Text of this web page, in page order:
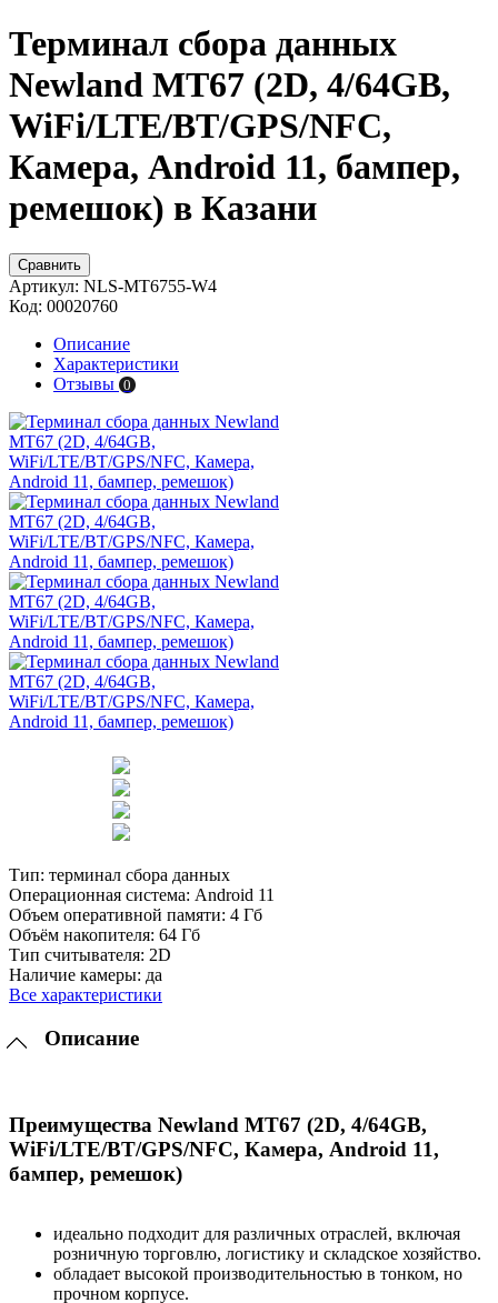
Терминал сбора данных
Newland MT67 (2D, 4/64GB,
WiFi/LTE/BT/GPS/NFC,
Камера, Android 11, бампер,
ремешок) в Казани
Сравнить
Артикул: NLS-MT6755-W4
Код: 00020760
Описание
Характеристики
Отзывы 0
Тип: терминал сбора данных
Операционная система: Android 11
Объем оперативной памяти: 4 Гб
Объём накопителя: 64 Гб
Тип считывателя: 2D
Наличие камеры: да
Все характеристики
Описание
Преимущества Newland MT67 (2D, 4/64GB,
WiFi/LTE/BT/GPS/NFC, Камера, Android 11,
бампер, ремешок)
идеально подходит для различных отраслей, включая
розничную торговлю, логистику и складское хозяйство.
обладает высокой производительностью в тонком, но
прочном корпусе.